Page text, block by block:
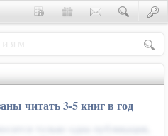
читать 3-5 книг в год